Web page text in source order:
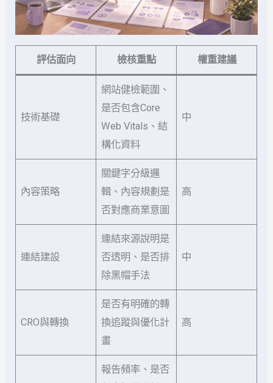
評估面向 檢核重點 權重建議
技術基礎
網站健檢範圍、
是否包含Core
Web Vitals、結
構化資料
中
內容策略
關鍵字分級邏
輯、內容規劃是
否對應商業意圖
高
連結建設
連結來源說明是
否透明、是否排
除黑帽手法
中
CRO與轉換
是否有明確的轉
換追蹤與優化計
畫
高
報告頻率、是否